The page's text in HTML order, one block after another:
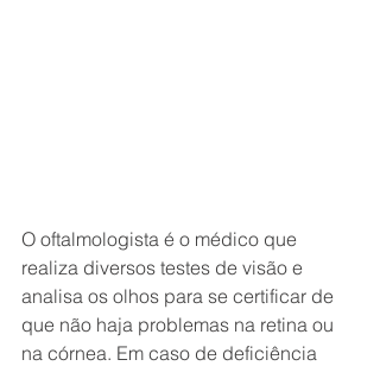
O oftalmologista é o médico que
realiza diversos testes de visão e
analisa os olhos para se certificar de
que não haja problemas na retina ou
na córnea. Em caso de deficiência